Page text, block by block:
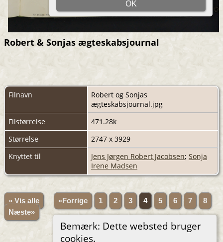
Bemærk: Dette websted bruger
cookies.
Robert & Sonjas ægteskabsjournal
Filnavn
Robert og Sonjas
ægteskabsjournal.jpg
Filstørrelse
471.28k
Størrelse
2747 x 3929
Knyttet til
Jens Jørgen Robert Jacobsen; Sonja
Irene Madsen
» Vis alle «Forrige 1 2 3 4 5 6 7
8
Næste»